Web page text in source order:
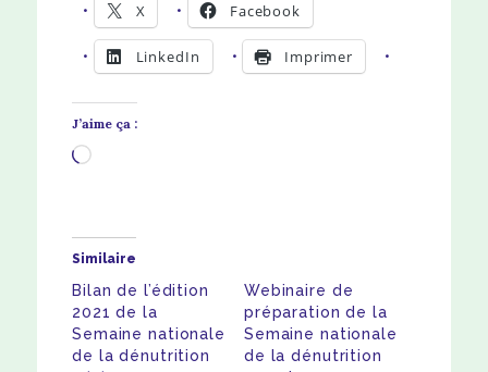
X Facebook
LinkedIn Imprimer
J’aime ça :
Similaire
Bilan de l’édition
2021 de la
Semaine nationale
de la dénutrition
Webinaire de
préparation de la
Semaine nationale
de la dénutrition